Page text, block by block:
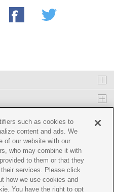
such as cookies to
content and ads. We
of our website with our
who may combine it with
to them or that they
services. Please click
how we use cookies and
You have the right to opt